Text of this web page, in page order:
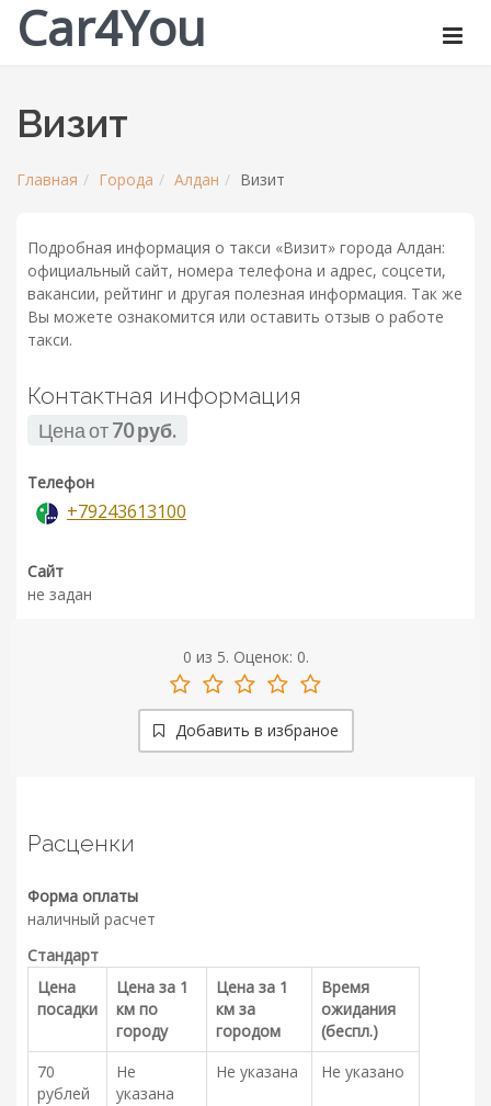
Car4You
Визит
Главная Города Алдан Визит
Подробная информация о такси «Визит» города Алдан:
официальный сайт, номера телефона и адрес, соцсети,
вакансии, рейтинг и другая полезная информация. Так же
Вы можете ознакомится или оставить отзыв о работе
такси.
Контактная информация
Цена от70 руб.
Телефон
+79243613100
Сайт
не задан
0 из 5. Оценок: 0.
Добавить в избраное
Расценки
Форма оплаты
наличный расчет
Стандарт
Цена
посадки
Цена за 1
км по
городу
Цена за 1
км за
городом
Время
ожидания
(беспл.)
70
рублей
Не
указана
Не указана Не указано